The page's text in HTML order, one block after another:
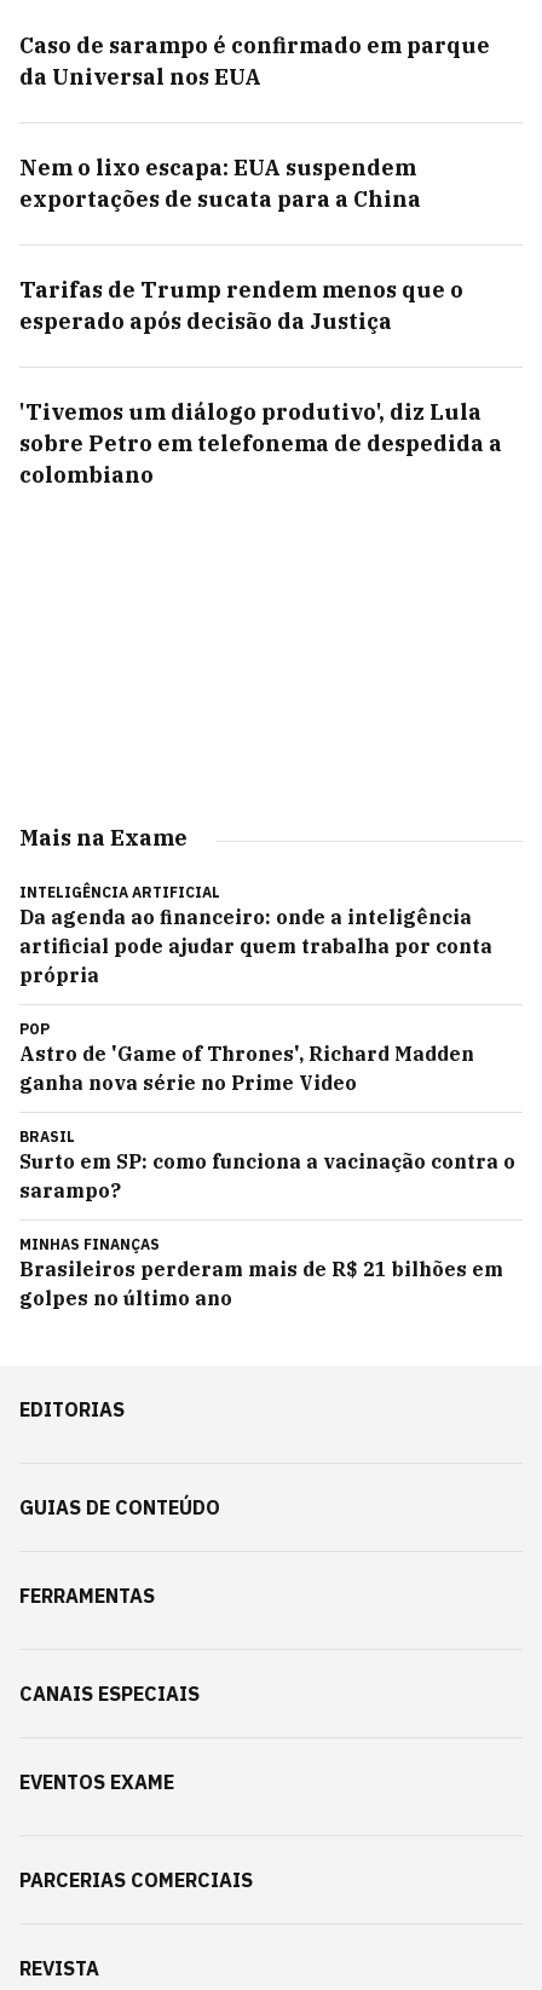
Caso de sarampo é confirmado em parque
da Universal nos EUA
Nem o lixo escapa: EUA suspendem
exportações de sucata para a China
Tarifas de Trump rendem menos que o
esperado após decisão da Justiça
'Tivemos um diálogo produtivo', diz Lula
sobre Petro em telefonema de despedida a
colombiano
Mais na Exame
INTELIGÊNCIA ARTIFICIAL
Da agenda ao financeiro: onde a inteligência
artificial pode ajudar quem trabalha por conta
própria
POP
Astro de 'Game of Thrones', Richard Madden
ganha nova série no Prime Video
BRASIL
Surto em SP: como funciona a vacinação contra o
sarampo?
MINHAS FINANÇAS
Brasileiros perderam mais de R$ 21 bilhões em
golpes no último ano
EDITORIAS
GUIAS DE CONTEÚDO
FERRAMENTAS
CANAIS ESPECIAIS
EVENTOS EXAME
PARCERIAS COMERCIAIS
REVISTA